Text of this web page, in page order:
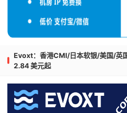
Evoxt：香港CMI/日本软银/美国/英
2.84 美元起